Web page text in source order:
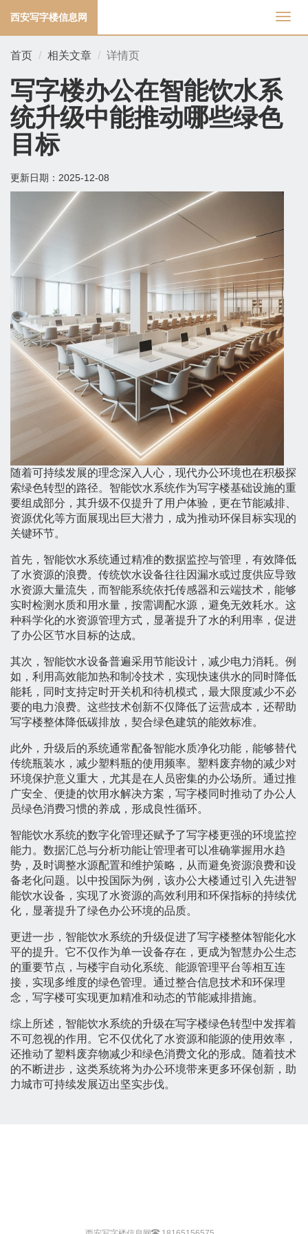
切
换
西安写字楼信息网
首页 相关文章 详情页
写字楼办公在智能饮水系
统升级中能推动哪些绿色
目标
更新日期： 2025-12-08
随着可持续发展的理念深入人心，现代办公环境也在积极探
索绿色转型的路径。智能饮水系统作为写字楼基础设施的重
要组成部分，其升级不仅提升了用户体验，更在节能减排、
资源优化等方面展现出巨大潜力，成为推动环保目标实现的
关键环节。
首先，智能饮水系统通过精准的数据监控与管理，有效降低
了水资源的浪费。传统饮水设备往往因漏水或过度供应导致
水资源大量流失，而智能系统依托传感器和云端技术，能够
实时检测水质和用水量，按需调配水源，避免无效耗水。这
种科学化的水资源管理方式，显著提升了水的利用率，促进
了办公区节水目标的达成。
其次，智能饮水设备普遍采用节能设计，减少电力消耗。例
如，利用高效能加热和制冷技术，实现快速供水的同时降低
能耗，同时支持定时开关机和待机模式，最大限度减少不必
要的电力浪费。这些技术创新不仅降低了运营成本，还帮助
写字楼整体降低碳排放，契合绿色建筑的能效标准。
此外，升级后的系统通常配备智能水质净化功能，能够替代
传统瓶装水，减少塑料瓶的使用频率。塑料废弃物的减少对
环境保护意义重大，尤其是在人员密集的办公场所。通过推
广安全、便捷的饮用水解决方案，写字楼同时推动了办公人
员绿色消费习惯的养成，形成良性循环。
智能饮水系统的数字化管理还赋予了写字楼更强的环境监控
能力。数据汇总与分析功能让管理者可以准确掌握用水趋
势，及时调整水源配置和维护策略，从而避免资源浪费和设
备老化问题。以中投国际为例，该办公大楼通过引入先进智
能饮水设备，实现了水资源的高效利用和环保指标的持续优
化，显著提升了绿色办公环境的品质。
更进一步，智能饮水系统的升级促进了写字楼整体智能化水
平的提升。它不仅作为单一设备存在，更成为智慧办公生态
的重要节点，与楼宇自动化系统、能源管理平台等相互连
接，实现多维度的绿色管理。通过整合信息技术和环保理
念，写字楼可实现更加精准和动态的节能减排措施。
综上所述，智能饮水系统的升级在写字楼绿色转型中发挥着
不可忽视的作用。它不仅优化了水资源和能源的使用效率，
还推动了塑料废弃物减少和绿色消费文化的形成。随着技术
的不断进步，这类系统将为办公环境带来更多环保创新，助
力城市可持续发展迈出坚实步伐。